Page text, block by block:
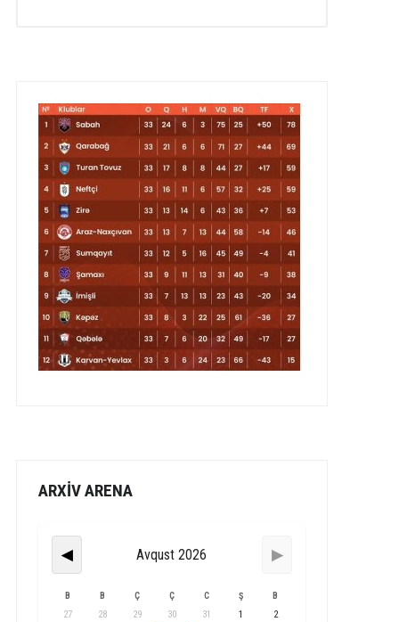
ARXİV ARENA
◀ Avqust 2026 ▶
B B Ç Ç C Ş B
27 28 29 30 31 1
2